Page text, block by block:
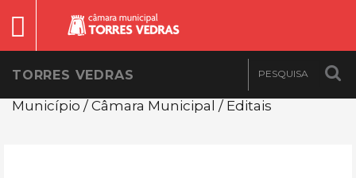
TORRES VEDRAS
Município / Câmara Municipal / Editais